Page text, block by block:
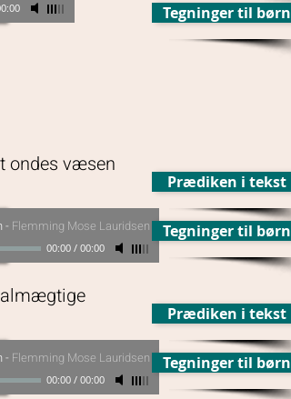
Tegninger til børn
ondes væsen
Prædiken i tekst
- Flemming Mose Lauridsen
00:00 / 00:00
Tegninger til børn
almægtige
Prædiken i tekst
- Flemming Mose Lauridsen
00:00 / 00:00
Tegninger til børn